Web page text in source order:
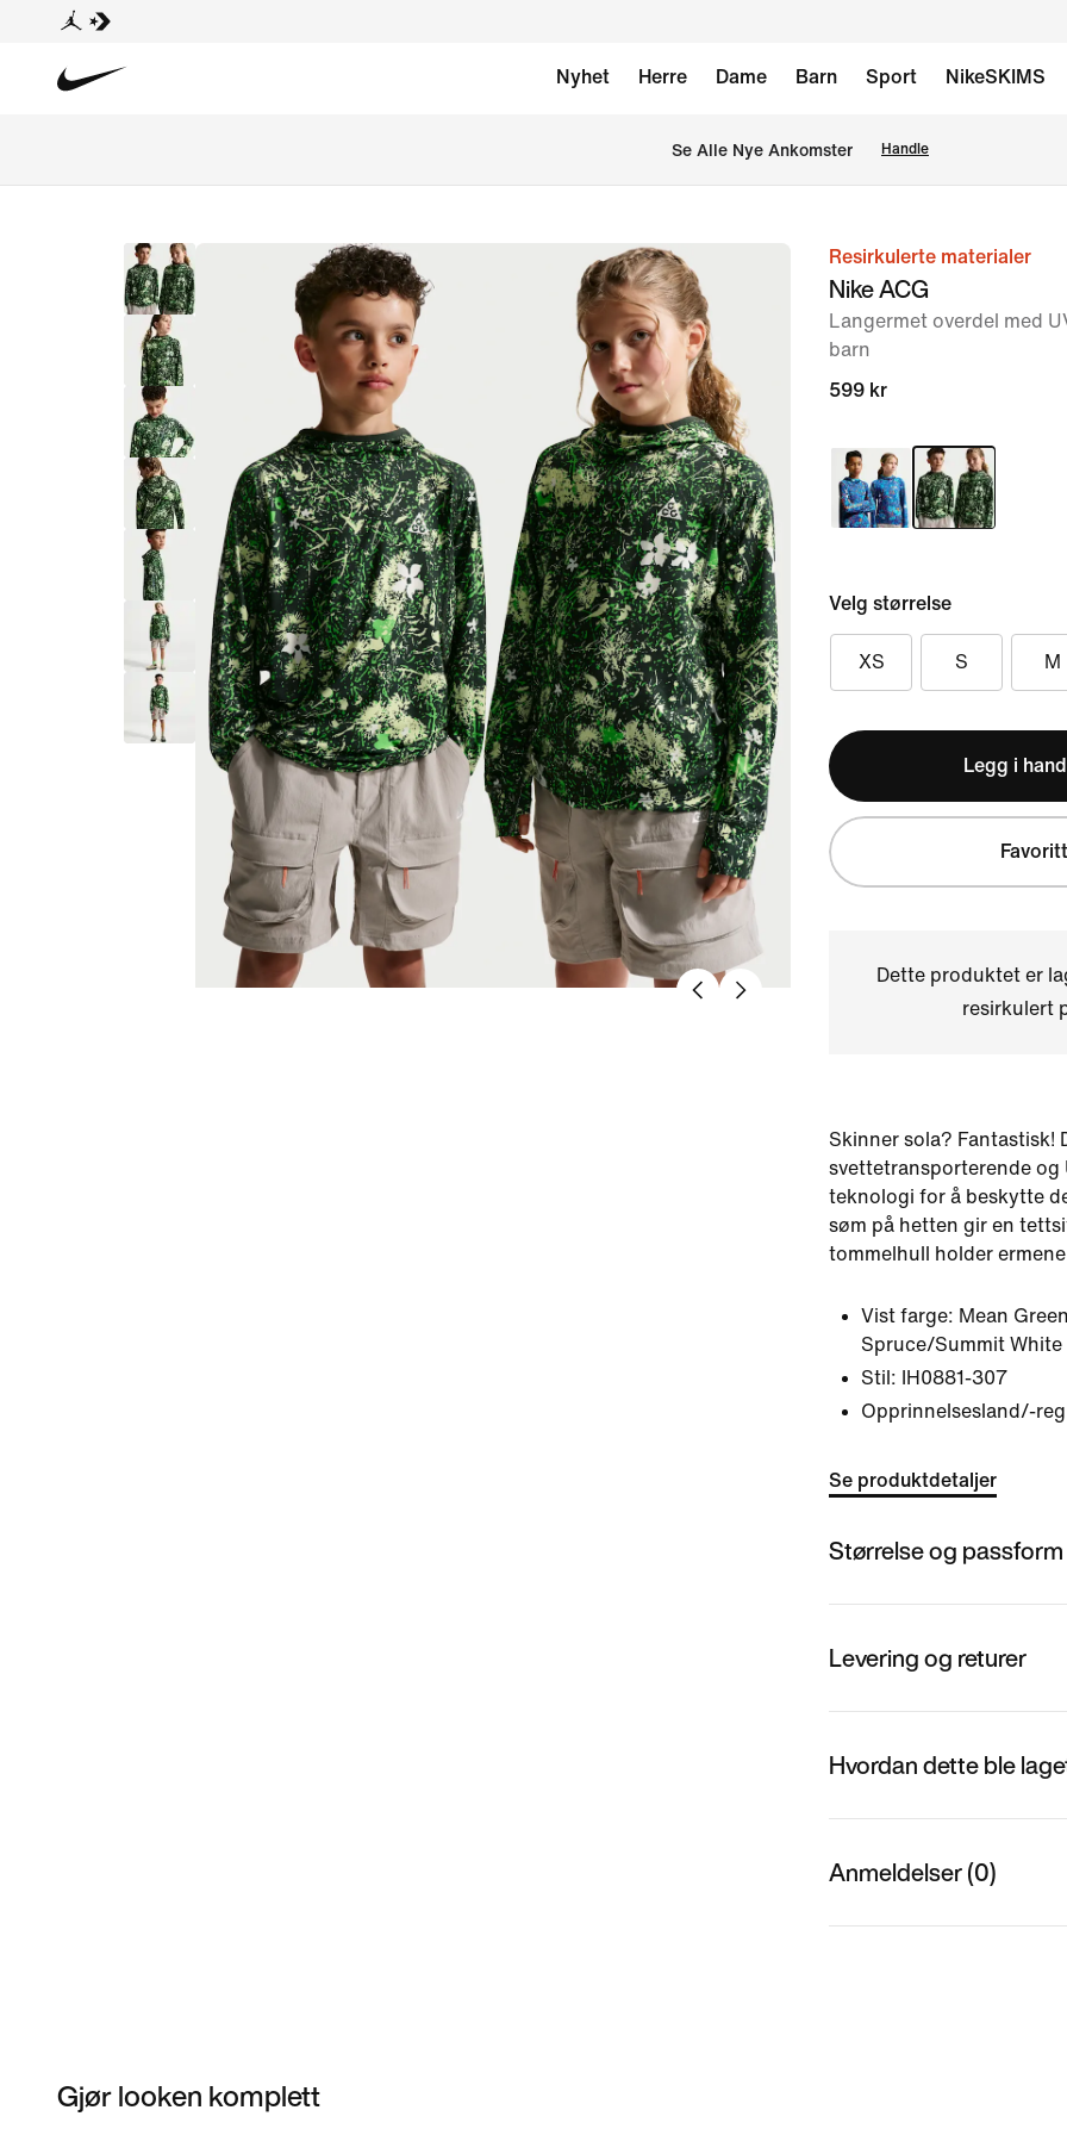
Nyhet Herre Dame Barn Sport NikeSKIMS
Se Alle Nye Ankomster Handle
bildeResirkulerte materialer
Nike ACG
Langermet overdel med
barn
599 kr
Velg størrelse
XS S M
Legg i
Favoritt
Dette produktet er
resirkulert
Skinner sola? Fantastisk!
svettetransporterende og
teknologi for å beskytte
søm på hetten gir en
tommelhull holder
Vist farge: Mean
Spruce/Summit White
Stil:
IH0881-307
Opprinnelsesland/-
Se produktdetaljer
Størrelse og passform
Levering og returer
Hvordan dette ble
Anmeldelser (0)
Gjør looken komplett